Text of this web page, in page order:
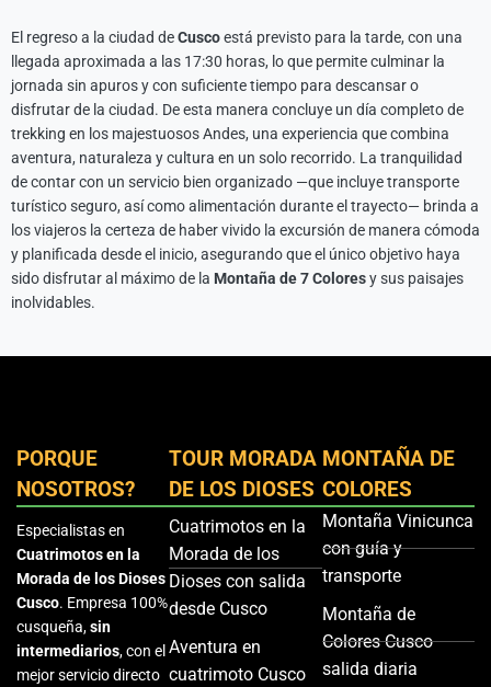
El regreso a la ciudad deCuscoestá previsto para la tarde, con una
llegada aproximada a las 17:30 horas, lo que permite culminar la
jornada sin apuros y con suficiente tiempo para descansar o
disfrutar de la ciudad. De esta manera concluye un día completo de
trekking en los majestuosos Andes, una experiencia que combina
aventura, naturaleza y cultura en un solo recorrido. La tranquilidad
de contar con un servicio bien organizado —que incluye transporte
turístico seguro, así como alimentación durante el trayecto— brinda a
los viajeros la certeza de haber vivido la excursión de manera cómoda
y planificada desde el inicio, asegurando que el único objetivo haya
sido disfrutar al máximo de la Montaña de 7 Coloresy sus paisajes
inolvidables.
PORQUE
NOSOTROS?
Especialistas en
Cuatrimotos en la
Morada de los Dioses
Cusco. Empresa 100%
cusqueña,sin
intermediarios, con el
mejor servicio directo
TOUR MORADA
DE LOS DIOSES
Cuatrimotos en la
Morada de los
Dioses con salida
desde Cusco
Aventura en
cuatrimoto Cusco
MONTAÑA DE
COLORES
Montaña Vinicunca
con guía y
transporte
Montaña de
Colores Cusco
salida diaria